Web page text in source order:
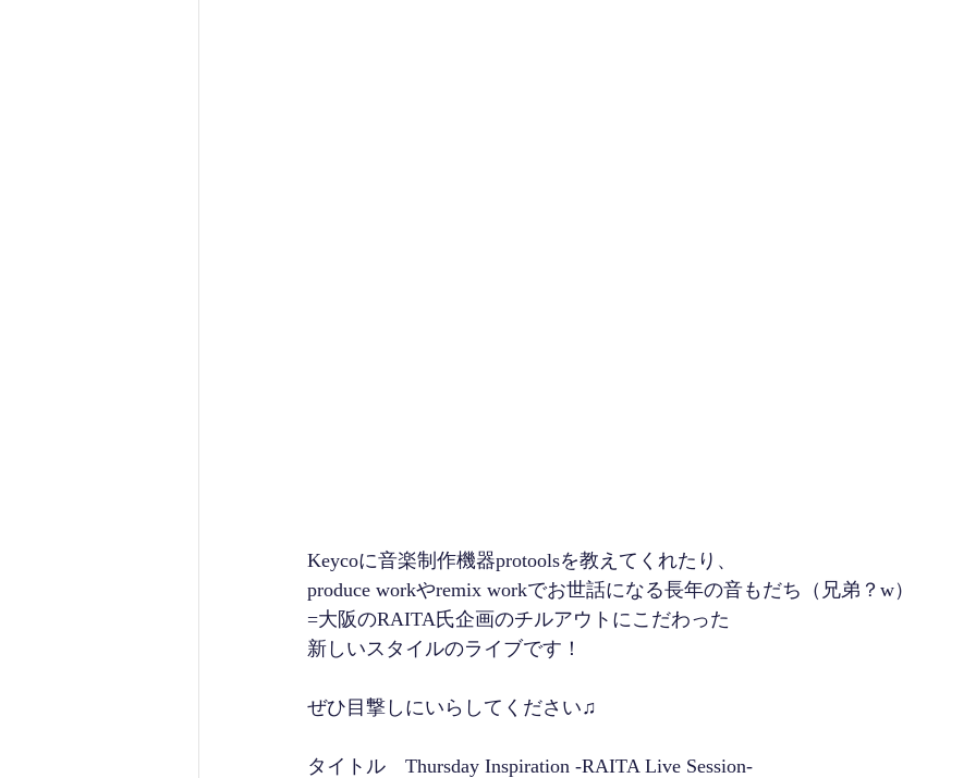
Keycoに音楽制作機器protoolsを教えてくれたり、
produce workやremix workでお世話になる長年の音もだち（兄弟？w）
=大阪のRAITA氏企画のチルアウトにこだわった
新しいスタイルのライブです！
ぜひ目撃しにいらしてください♫
タイトル　Thursday Inspiration -RAITA Live Session-